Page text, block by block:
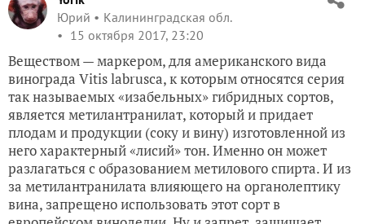
Юрий
Калининградская обл.
15 октября 2017, 23:20
Веществом — маркером, для американского вида
винограда Vitis labrusca, к которым относятся серия
так называемых «изабельных» гибридных сортов,
является метилантранилат, который и придает
плодам и продукции (соку и вину) изготовленной из
него характерный «лисий» тон. Именно он может
разлагаться с образованием метилового спирта. И из
за метилантранилата влияющего на органолептику
вина, запрещено использовать этот сорт в